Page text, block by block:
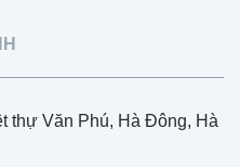
thự Văn Phú, Hà Đông, Hà